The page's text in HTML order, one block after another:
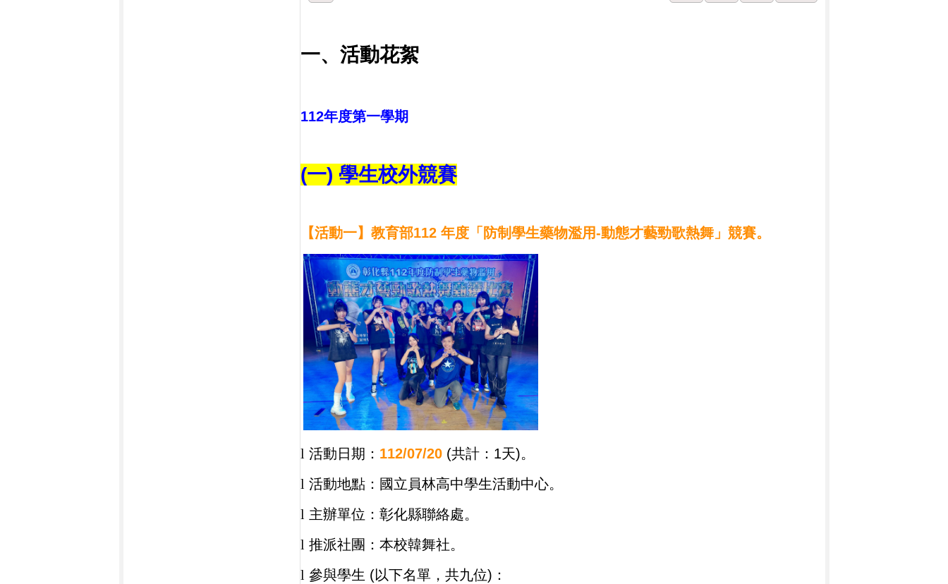
一、活動花絮
112年度第一學期
(一) 學生校外競賽
【活動一】 教育部112 年度「防制學生藥物濫用-動態才藝勁歌熱舞」競賽。
l 活動日期： 112/07/20(共計： 1天)。
l 活動地點：國立員林高中學生活動中心。
l 主辦單位：彰化縣聯絡處。
l 推派社團：本校韓舞社。
l 參與學生 (以下名單，共九位) ：